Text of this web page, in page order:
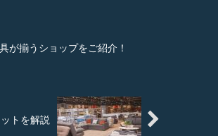
が揃うショップをご紹介！
トを解説